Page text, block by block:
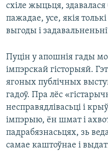
схіле жыцьця,
пажадае, усе, якія
выгоды і
Пуцін у апошнія гады
імпэрскай гісторыяй.
ягоных публічных
гадоў. Пра лёс
несправядлівасьці і
імпэрыю, ён шмат і
падрабязнасьцях, зь
самае каштоўнае і